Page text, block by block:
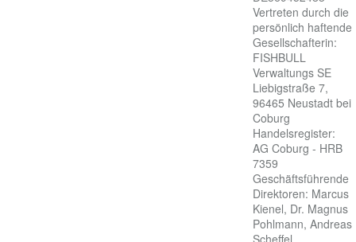
Vertreten durch die
persönlich haftende
Gesellschafterin:
FISHBULL
Verwaltungs SE
Liebigstraße 7,
96465 Neustadt bei
Coburg
Handelsregister:
AG Coburg - HRB
7359
Geschäftsführende
Direktoren: Marcus
Kienel, Dr. Magnus
Pohlmann, Andreas